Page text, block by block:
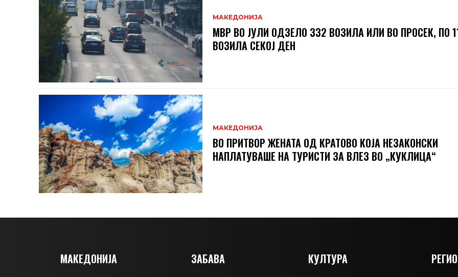
МАКЕДОНИЈА
МВР ВО ЈУЛИ ОДЗЕЛО 332 ВОЗИЛА ИЛИ ВО ПРОСЕК, ПО
ВОЗИЛА СЕКОЈ ДЕН
МАКЕДОНИЈА
ВО ПРИТВОР ЖЕНАТА ОД КРАТОВО КОЈА НЕЗАКОНСКИ
НАПЛАТУВАШЕ НА ТУРИСТИ ЗА ВЛЕЗ ВО „КУКЛИЦА“
МАКЕДОНИЈА ЗАБАВА КУЛТУРА